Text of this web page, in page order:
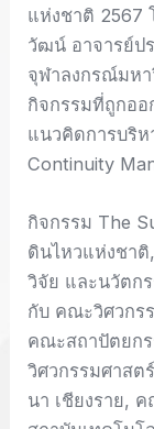
แห่งชาติ 2567
วัฒน์ อาจารย์ป
จุฬาลงกรณ์มห
กิจกรรมที่ถูกออ
แนวคิดการบริห
Continuity
กิจกรรม The
ดินไหวแห่งชาติ
วิจัย และนวัตก
กับ คณะวิศวกร
คณะสถาปัตยก
วิศวกรรมศาสต
นา เชียงราย,